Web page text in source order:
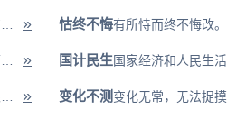
» 怙终不悔有所恃而终不悔改。
» 国计民生国家经济和人民生活
» 变化不测变化无常，无法捉摸